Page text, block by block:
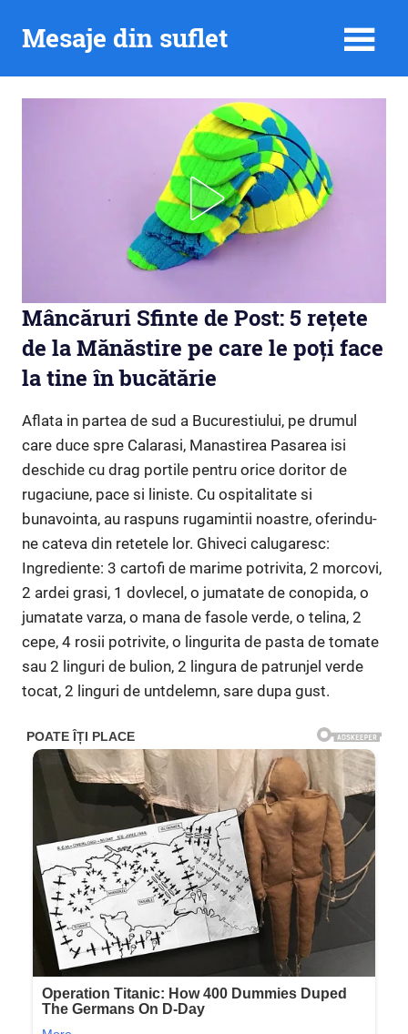
Mesaje din suflet
Mâncăruri Sfinte de Post: 5 rețete
de la Mănăstire pe care le poți face
la tine în bucătărie
Aflata in partea de sud a Bucurestiului, pe drumul
care duce spre Calarasi, Manas­tirea Pasarea isi
deschide cu drag portile pentru orice doritor de
rugaciune, pace si liniste. Cu ospitalitate si
bunavointa, au raspuns rugamintii noastre, oferindu-
ne cateva din retetele lor. Ghiveci calugaresc:
Ingrediente: 3 cartofi de marime potrivita, 2 mor­covi,
2 ardei grasi, 1 dovlecel, o jumatate de conopida, o
jumatate varza, o mana de fasole verde, o telina, 2
cepe, 4 rosii potrivite, o lingurita de pasta de tomate
sau 2 linguri de bulion, 2 lingura de patrunjel verde
tocat, 2 linguri de untdelemn, sare dupa gust.